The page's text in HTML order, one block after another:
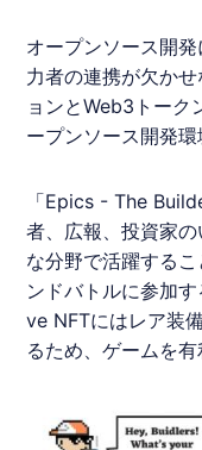
オープンソース開
力者の連携が欠かせ
ョンとWeb3トーク
ープンソース開発環
「Epics - The
者、広報、投資家
な分野で活躍する
ンドバトルに参加
ve NFTにはレア装
るため、ゲームを有